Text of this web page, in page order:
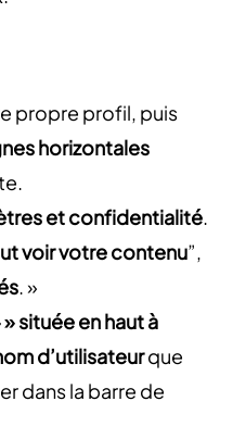
propre profil, puis
horizontales
et confidentialité.
voir votre contenu”,
. »
» située en haut à
d’utilisateurque
dans la barre de